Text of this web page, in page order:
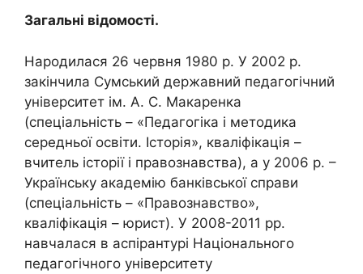
Загальні відомості.
Народилася 26 червня 1980 р. У 2002 р.
закінчила Сумський державний педагогічний
університет ім. А. С. Макаренка
(спеціальність – «Педагогіка і методика
середньої освіти. Історія», кваліфікація –
вчитель історії і правознавства), а у 2006 р. –
Українську академію банківської справи
(спеціальність – «Правознавство»,
кваліфікація – юрист). У 2008-2011 рр.
навчалася в аспірантурі Національного
педагогічного університету